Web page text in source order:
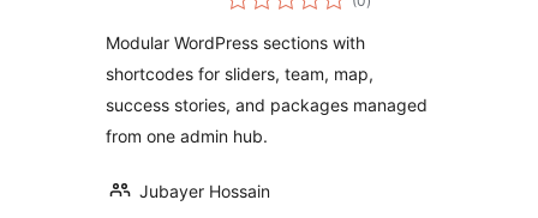
en
Modular WordPress sections with
shortcodes for sliders, team, map,
success stories, and packages managed
from one admin hub.
Jubayer Hossain